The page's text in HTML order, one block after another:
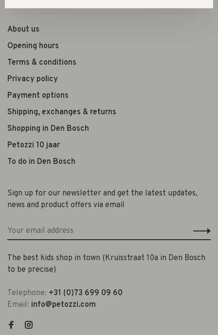
About us
Opening hours
Terms & conditions
Privacy policy
Payment options
Shipping, exchanges & returns
Shopping in Den Bosch
Petozzi 10 jaar
To do in Den Bosch
Sign up for our newsletter and get the latest updates,
news and product offers via email
The best kids shop in town (Kruisstraat 10a in Den Bosch
to be precise)
Telephone: +31 (0)73 699 09 60
Email: info@petozzi.com